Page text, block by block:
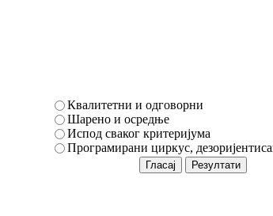
Квалитетни и одговорни
Шарено и осредње
Испод сваког критеријума
Програмирани циркус,